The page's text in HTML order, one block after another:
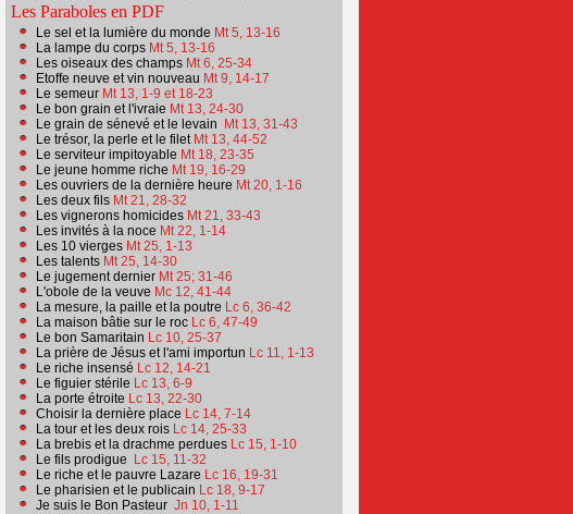
Les Paraboles en PDF
Le sel et la lumière du monde Mt 5, 13-16
La lampe du corps Mt 5, 13-16
Les oiseaux des champs Mt 6, 25-34
Etoffe neuve et vin nouveau Mt 9, 14-17
Le semeur Mt 13, 1-9 et 18-23
Le bon grain et l'ivraie Mt 13, 24-30
Le grain de sénevé et le levain
Mt 13, 31-43
Le trésor, la perle et le filet Mt 13, 44-52
Le serviteur impitoyable Mt 18, 23-35
Le jeune homme riche Mt 19, 16-29
Les ouvriers de la dernière heure Mt 20, 1-16
Les deux fils Mt 21, 28-32
Les vignerons homicides Mt 21, 33-43
Les invités à la noce Mt 22, 1-14
Les 10 vierges Mt 25, 1-13
Les talents Mt 25, 14-30
Le jugement dernier Mt 25; 31-46
L'obole de la veuve Mc 12, 41-44
La mesure, la paille et la poutre Lc 6, 36-42
La maison bâtie sur le roc Lc 6, 47-49
Le bon Samaritain Lc 10, 25-37
La prière de Jésus et l'ami importun Lc 11, 1-13
Le riche insensé Lc 12, 14-21
Le figuier stérile Lc 13, 6-9
La porte étroite Lc 13, 22-30
Choisir la dernière place Lc 14, 7-14
La tour et les deux rois Lc 14, 25-33
La brebis et la drachme perdues Lc 15, 1-10
Le fils prodigue Lc 15, 11-32
Le riche et le pauvre Lazare Lc 16, 19-31
Le pharisien et le publicain Lc 18, 9-17
Je suis le Bon Pasteur Jn 10, 1-11